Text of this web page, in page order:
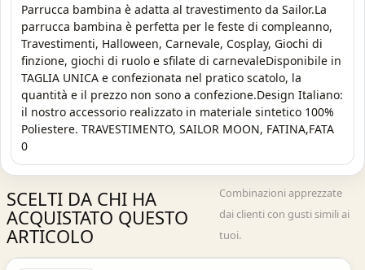
Parrucca bambina è adatta al travestimento da Sailor.La
parrucca bambina è perfetta per le feste di compleanno,
Travestimenti, Halloween, Carnevale, Cosplay, Giochi di
finzione, giochi di ruolo e sfilate di carnevaleDisponibile in
TAGLIA UNICA e confezionata nel pratico scatolo, la
quantità e il prezzo non sono a confezione.Design Italiano:
il nostro accessorio realizzato in materiale sintetico 100%
Poliestere. TRAVESTIMENTO, SAILOR MOON, FATINA,FATA
0
SCELTI DA CHI HA
ACQUISTATO QUESTO
ARTICOLO
Combinazioni apprezzate
dai clienti con gusti simili ai
tuoi.